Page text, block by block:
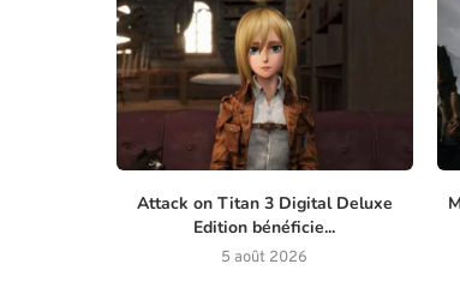
Attack on Titan 3 Digital Deluxe
Edition bénéficie...
5 août 2026